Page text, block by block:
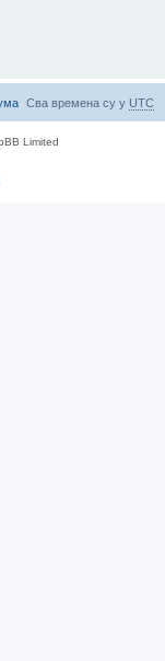
Сва времена су у UTC
Limited